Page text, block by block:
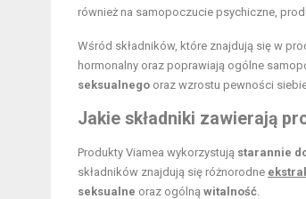
również na samopoczucie psychiczne,
Wśród składników, które znajdują się w
hormonalny oraz poprawiają ogólne
seksualnego oraz wzrostu pewności
Jakie składniki zawierają
Produkty Viamea wykorzystują starannie
składników znajdują się różnorodne
seksualne oraz ogólną witalność